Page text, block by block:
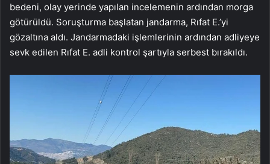
bedeni, olay yerinde yapılan incelemenin ardından morga
götürüldü. Soruşturma başlatan jandarma, Rıfat E.’yi
gözaltına aldı. Jandarmadaki işlemlerinin ardından adliyeye
sevk edilen Rıfat E. adli kontrol şartıyla serbest bırakıldı.